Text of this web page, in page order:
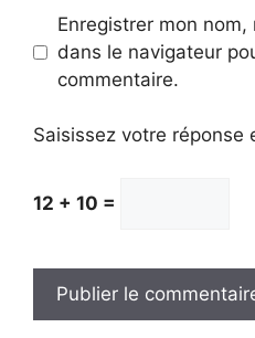
Enregistrer mon
dans le navigateur
commentaire.
Saisissez votre réponse
12 + 10 =